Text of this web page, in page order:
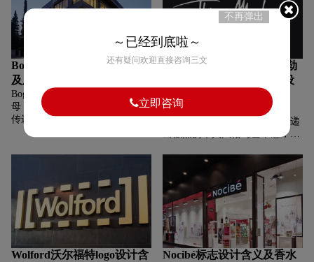
编织出那个时代的艺术与情韵。
释，契合其 “用内衣打造性感挑
衅” 的品牌理念 。
Bogner博格纳logo设计含义
及服饰箱包品牌设计理念
Bogner博格纳品牌，‌‌‌圆形环绕字
母 “B”，圆形象征完整、统一，
传递品牌追求高品质、对产品全
方位把控的理念，也有经典、永
侈品牌，在户外服饰、滑雪装备
母 “B” 醒目突出，强化品牌首字
母识别，简洁有力，展现品牌自
信、专业的气质 。
Thierry Mugler蒂埃里·穆勒
logo设计含义及服装品牌设
Thierry Mugler蒂埃里·穆勒品
牌，‌‌‌采用手写签名式字体，传递
出强烈的个人风格与艺术感，契
印记，彰显品牌的独特性与设计
师的创意表达，让消费者关联到
品牌充满先锋、大胆、未来感的
时尚设计。
Wolford沃尔福特logo设计含
Nocibé标志设计含义及香水
不再弹出
～已经到底啦～
还有疑问欢迎直接咨询三文
立即咨询